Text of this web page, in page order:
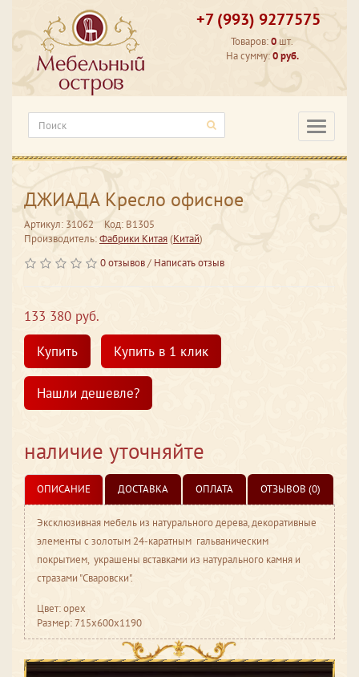
+7 (993) 9277575
Товаров:0 шт.
На сумму:0 руб.
ДЖИАДА Кресло офисное
Артикул: 31062
Код: В1305
Производитель:Фабрики Китая(Китай)
0 отзывов/ Написать отзыв
133 380 руб.
Купить
Купить в 1 клик
Нашли дешевле?
наличие уточняйте
ОПИСАНИЕ ДОСТАВКА ОПЛАТА ОТЗЫВОВ (0)
Эксклюзивная мебель из натурального дерева, декоративные
элементы с золотым 24-каратным гальваническим
покрытием, украшены вставками из натурального камня и
стразами "Сваровски".
Цвет: орех
Размер: 715x600x1190